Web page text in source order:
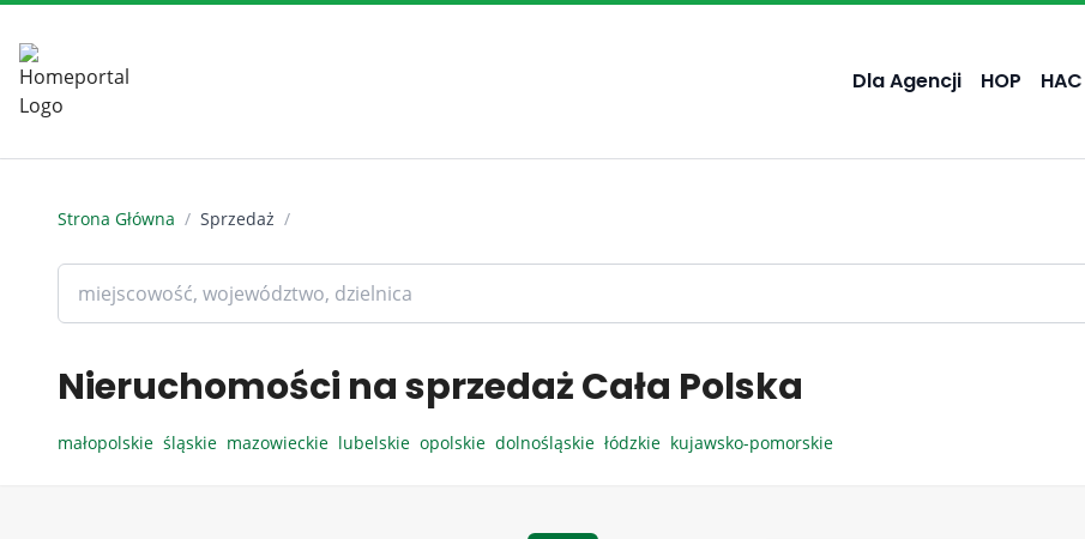
Dla Agencji HOP HAC
Strona Główna / Sprzedaż /
Nieruchomości na sprzedaż Cała Polska
małopolskie śląskie mazowieckie lubelskie opolskie dolnośląskie łódzkie kujawsko-pomorskie